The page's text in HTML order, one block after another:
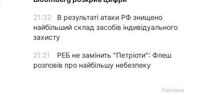
21:32
В результаті атаки РФ знищено
найбільший склад засобів індивідуального
захисту
21:21
РЕБ не замінить "Петріоти": Флеш
розповів про найбільшу небезпеку
Реклама